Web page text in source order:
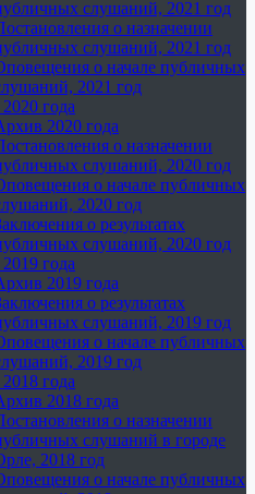
слушаний, 2021 год
о назначении
слушаний, 2021 год
о начале публичных
2021 год
года
2020 года
о назначении
слушаний, 2020 год
о начале публичных
2020 год
о результатах
слушаний, 2020 год
года
2019 года
о результатах
слушаний, 2019 год
о начале публичных
2019 год
года
2018 года
о назначении
слушаний в городе
2018 год
о начале публичных